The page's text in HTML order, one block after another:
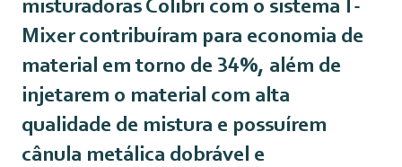
Mixer contribuíram para economia de
material em torno de 34%, além de
injetarem o material com alta
qualidade de mistura e possuírem
cânula metálica dobrável e